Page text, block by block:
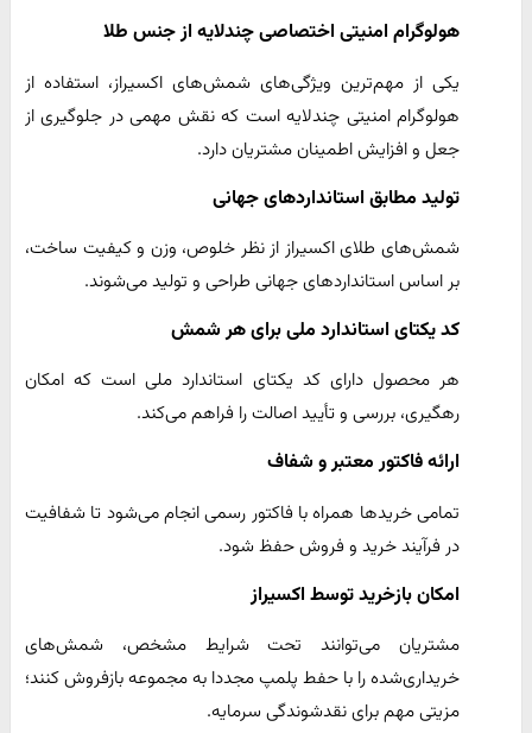
هولوگرام امنیتی اختصاصی چندلایه از جنس طلا
یکی از مهم‌ترین ویژگی‌های شمش‌های اکسیراز، استفاده از
هولوگرام امنیتی چندلایه است که نقش مهمی در جلوگیری از
جعل و افزایش اطمینان مشتریان دارد.
تولید مطابق استانداردهای جهانی
شمش‌های طلای اکسیراز از نظر خلوص، وزن و کیفیت ساخت،
بر اساس استانداردهای جهانی طراحی و تولید می‌شوند.
کد یکتای استاندارد ملی برای هر شمش
هر محصول دارای کد یکتای استاندارد ملی است که امکان
رهگیری، بررسی و تأیید اصالت را فراهم می‌کند.
ارائه فاکتور معتبر و شفاف
تمامی خریدها همراه با فاکتور رسمی انجام می‌شود تا شفافیت
در فرآیند خرید و فروش حفظ شود.
امکان بازخرید توسط اکسیراز
مشتریان می‌توانند تحت شرایط مشخص، شمش‌های
خریداری‌شده را با حفط پلمپ مجددا به مجموعه بازفروش کنند؛
مزیتی مهم برای نقدشوندگی سرمایه.